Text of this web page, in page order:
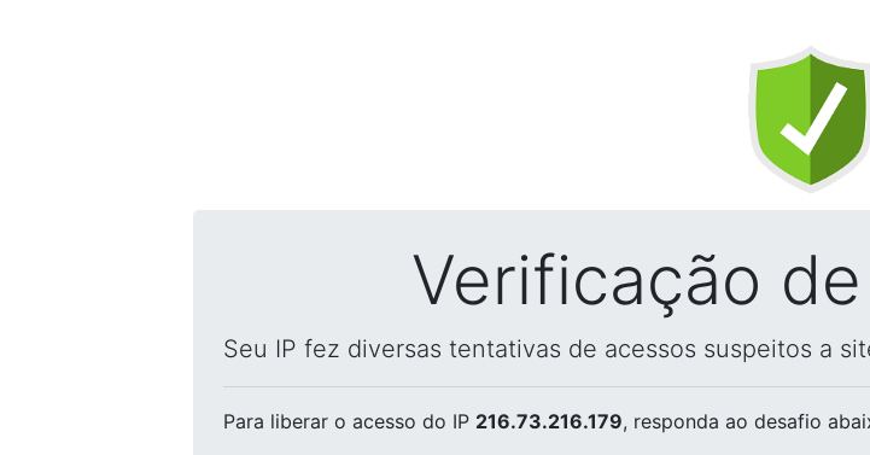
Verificação
Seu IP fez diversas tentativas de acessos suspeitos a
Para liberar o acesso do IP 216.73.216.179, responda ao desafio